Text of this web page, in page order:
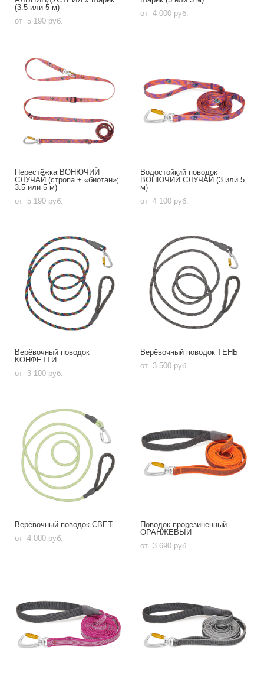
(3.5 или 5 м)
от 5 190 pуб.
от 4 000 pуб.
Перестёжка ВОНЮЧИЙ
СЛУЧАЙ (стропа + «биотан»;
3.5 или 5 м)
от 5 190 pуб.
Водостойкий поводок
ВОНЮЧИЙ СЛУЧАЙ (3 или 5
м)
от 4 100 pуб.
Верёвочный поводок
КОНФЕТТИ
от 3 100 pуб.
Верёвочный поводок ТЕНЬ
от 3 500 pуб.
Верёвочный поводок СВЕТ
от 4 000 pуб.
Поводок прорезиненный
ОРАНЖЕВЫЙ
от 3 690 pуб.